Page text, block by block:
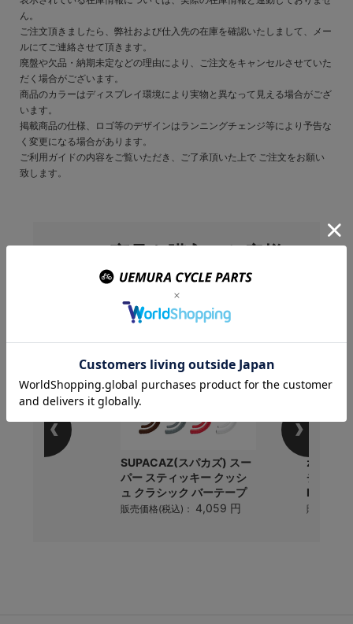
ん。
ご注文頂きましたら、弊社および仕入先の在庫を確認いたしまして、メー
ルにてご連絡させて頂きます。
廃盤や欠品・納期未定などの理由により、ご注文をキャンセルさせていた
だく場合がございます。
商品のカラーはディスプレイ環境により実物と異なって見える場合がござ
います。
掲載商品の仕様、ロゴ等のデザインはランニングチェンジ等により予告な
く変更になる場合があります。
ご利用ガイドの内容をご覧いただき、ご了承頂いた上で ご注文をお願い
致します。
この商品を購入のお客様
はこんな商品を買ってい
ます
SUPACAZ(スパカズ) スー
パー スティッキー クッシ
ュ クラシック バーテープ
販売価格(税込)： 4,059 円
zero
チプラ
販売価格(